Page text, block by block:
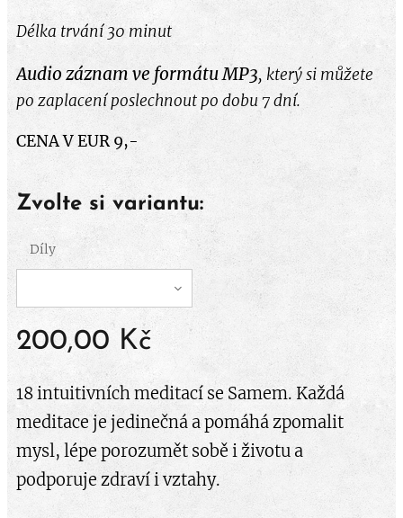
Délka trvání 30 minut
Audio záznam ve formátu MP3, který si můžete
po zaplacení poslechnout po dobu 7 dní.
CENA V EUR 9,-
Zvolte si variantu:
Díly
200,00 Kč
18 intuitivních meditací se Samem. Každá
meditace je jedinečná a pomáhá zpomalit
mysl, lépe porozumět sobě i životu a
podporuje zdraví i vztahy.